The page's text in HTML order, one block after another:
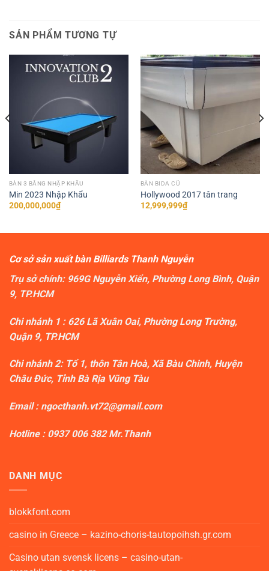
SẢN PHẨM TƯƠNG TỰ
BÀN 3 BĂNG NHẬP KHẨU
Min 2023 Nhập Khẩu
200,000,000₫
BÀN BIDA CŨ
Hollywood 2017 tân trang
12,999,999₫
Cơ sở sản xuất bàn Billiards Thanh Nguyễn
Trụ sở chính: 969G Nguyễn Xiển, Phường Long Bình, Quận
9, TP.HCM
Chi nhánh 1 : 626 Lã Xuân Oai, Phường Long Trường,
Quận 9, TP.HCM
Chi nhánh 2: Tổ 1, thôn Tân Hoà, Xã Bàu Chinh, Huyện
Châu Đức, Tỉnh Bà Rịa Vũng Tàu
Email : ngocthanh.vt72@gmail.com
Hotline : 0937 006 382Mr.Thanh
DANH MỤC
blokkfont.com
casino in Greece – kazino-choris-tautopoihsh.gr.com
Casino utan svensk licens – casino-utan-